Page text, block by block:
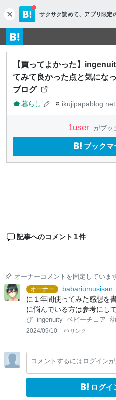
c
l
o
s
e
サクサク読めて、 アプリ限定
【買ってよかった】
てみて良かった点と気にな
ブログ
暮らし ikujipapablog.net
1user がブッ
ブックマ
記事へのコメント 1件
オーナーコメントを固定していま
オーナー
babariumusisan
に１年間使ってみた感想を
に悩んでいる方は参考にし
び
ingenuity ベビーチェア
2024/09/10 リンク
コメントするにはログイン
ログイ